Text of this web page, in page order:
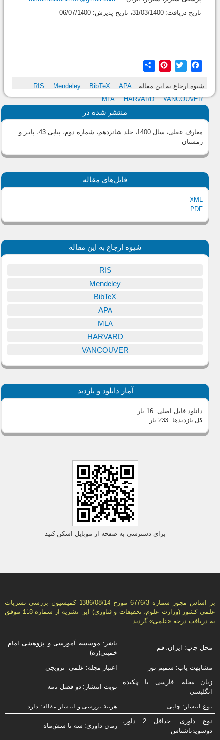
تاریخ دریافت: 31/03/1400، تاریخ پذیرش: 06/07/1400
Facebook
Twitter
Pinterest
شیوه ارجاع به این مقاله: RIS Mendeley BibTeX
APA
MLA
HARVARD VANCOUVER
منتشر شده در
معارف عقلی، سال 1400، جلد شانزدهم، شماره دوم، پیاپی 43، پاییز و
زمستان
فایل‌های مقاله
XML
PDF
شیوه ارجاع به این مقاله
RIS
Mendeley
BibTeX
APA
MLA
HARVARD
VANCOUVER
آمار دانلود و بازدید
دانلود فایل اصلی:16 بار
کل بازدیدها:233 بار
برای دسترسی به صفحه از موبایل اسکن کنید
بر اساس مجوز شماره 6776/3 مورخ 1386/08/14 كمیسیون بررسى نشریات
علمى كشور (وزارت علوم، تحقیقات و فناورى) این نشریه از شماره 118 موفق
به دریافت درجه «علمى» گردید.
محل چاپ: ایران، قم
ناشر: موسسه آموزشی و پژوهشی امام
خمینی(ره)
مشابهت ياب: سميم نور
اعتبار مجله: علمی ترویجی
زبان مجله: فارسی با چكیده
انگلیسی
نوبت انتشار: دو فصل نامه
نوع انتشار: چاپی
هزینۀ بررسی و انتشار مقاله: دارد
نوع داوری: حداقل 2 داور،
دوسویه‌ناشناس
زمان داوری: سه تا شش‌ماه